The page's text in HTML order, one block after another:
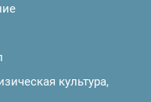
культура,